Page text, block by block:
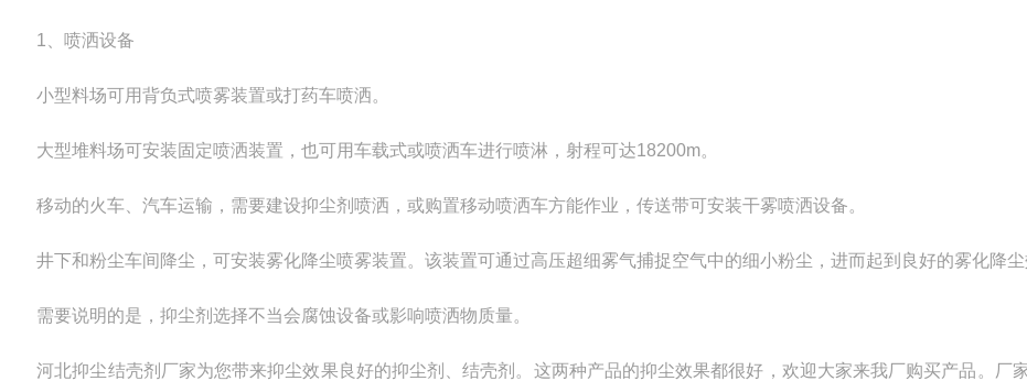
1、喷洒设备
小型料场可用背负式喷雾装置或打药车喷洒。
大型堆料场可安装固定喷洒装置，也可用车载式或喷洒车进行喷淋，射程可达18200m。
移动的火车、汽车运输，需要建设抑尘剂喷洒，或购置移动喷洒车方能作业，传送带可安装干雾喷洒设备。
井下和粉尘车间降尘，可安装雾化降尘喷雾装置。该装置可通过高压超细雾气捕捉空气中的细小粉尘，进而起到良好的雾化降
需要说明的是，抑尘剂选择不当会腐蚀设备或影响喷洒物质量。
河北抑尘结壳剂厂家为您带来抑尘效果良好的抑尘剂、结壳剂。这两种产品的抑尘效果都很好，欢迎大家来我厂购买产品。厂